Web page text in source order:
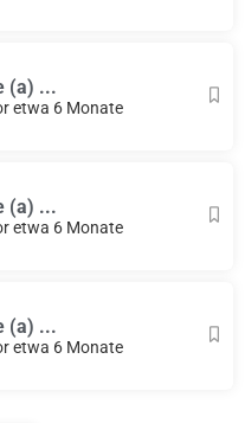
(a) ...
etwa 6 Monate
(a) ...
etwa 6 Monate
(a) ...
etwa 6 Monate